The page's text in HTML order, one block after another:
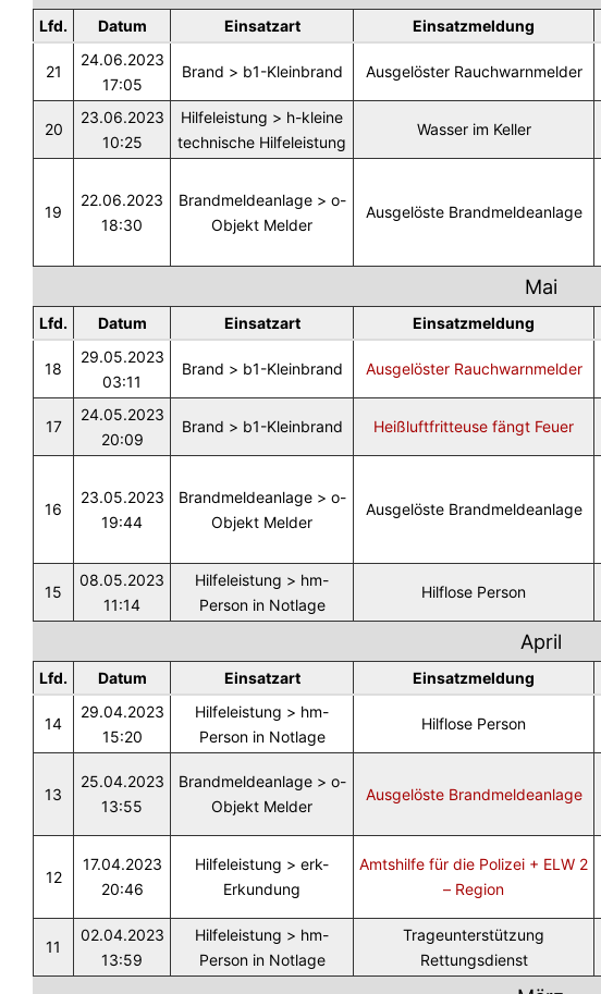
Lfd. Datum Einsatzart Einsatzmeldung
21
24.06.2023
17:05
Brand > b1-Kleinbrand Ausgelöster Rauchwarnmelder
20
23.06.2023
10:25
Hilfeleistung > h-kleine
technische Hilfeleistung
Wasser im Keller
19
22.06.2023
18:30
Brandmeldeanlage > o-
Objekt Melder
Ausgelöste Brandmeldeanlage
Mai
Lfd. Datum Einsatzart Einsatzmeldung
18
29.05.2023
03:11
Brand > b1-Kleinbrand Ausgelöster Rauchwarnmelder
17
24.05.2023
20:09
Brand > b1-Kleinbrand Heißluftfritteuse fängt Feuer
16
23.05.2023
19:44
Brandmeldeanlage > o-
Objekt Melder
Ausgelöste Brandmeldeanlage
15
08.05.2023
11:14
Hilfeleistung > hm-
Person in Notlage
Hilflose Person
April
Lfd. Datum Einsatzart Einsatzmeldung
14
29.04.2023
15:20
Hilfeleistung > hm-
Person in Notlage
Hilflose Person
13
25.04.2023
13:55
Brandmeldeanlage > o-
Objekt Melder
Ausgelöste Brandmeldeanlage
12
17.04.2023
20:46
Hilfeleistung > erk-
Erkundung
Amtshilfe für die Polizei + ELW 2
– Region
11
02.04.2023
13:59
Hilfeleistung > hm-
Person in Notlage
Trageunterstützung
Rettungsdienst